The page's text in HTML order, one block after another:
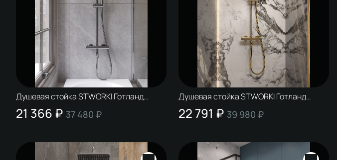
Душевая стойка STWORKI Готланд
S13170GB вороненая сталь
21 366 ₽ 37 480 ₽
Душевая стойка STWORKI Готланд
S13170GM золото
22 791 ₽ 39 980 ₽